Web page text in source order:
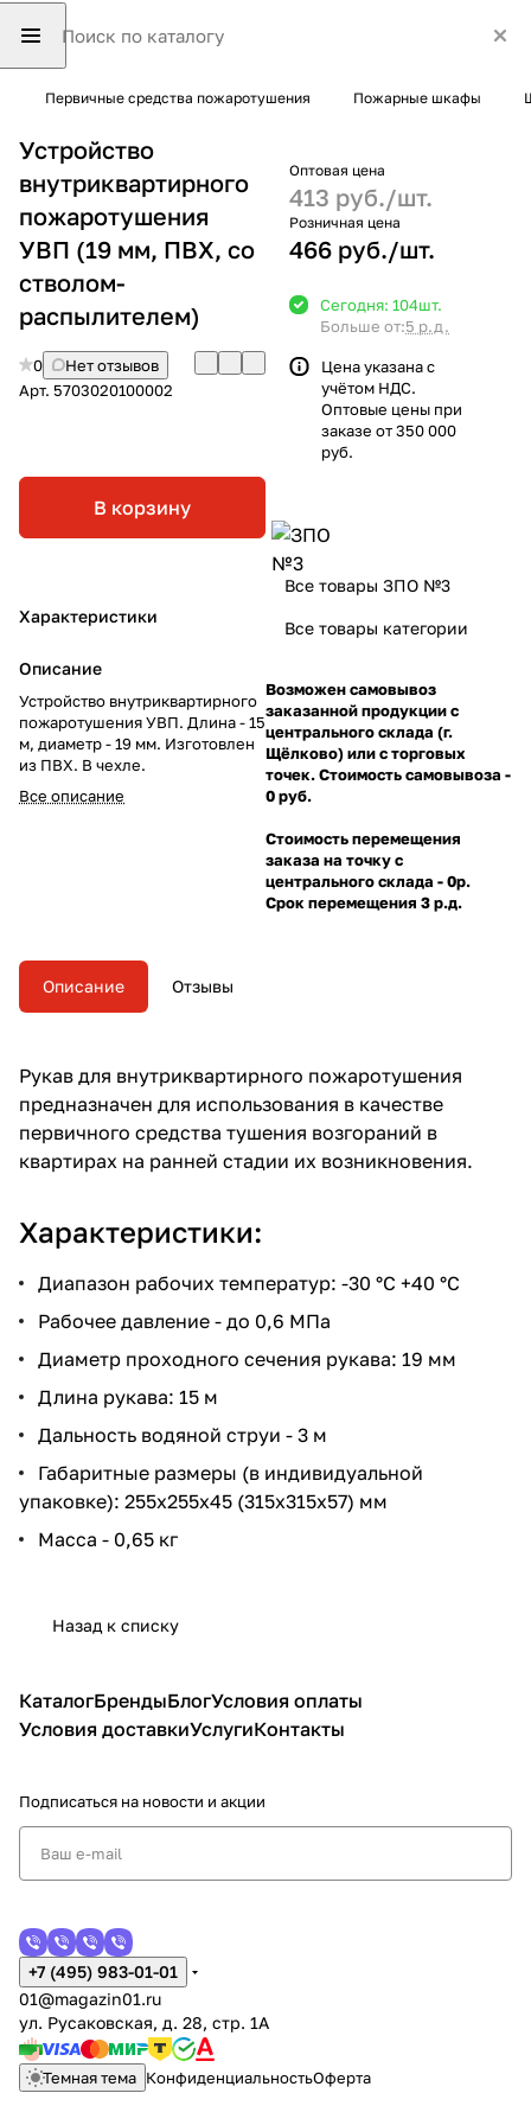
Первичные средства пожаротушения Пожарные шкафы
Устройство
внутриквартирного
пожаротушения
УВП (19 мм, ПВХ, со
стволом-
распылителем)
0
Нет отзывов
Арт. 5703020100002
В корзину
Характеристики
Описание
Устройство внутриквартирного
пожаротушения УВП. Длина - 15
м, диаметр - 19 мм. Изготовлен
из ПВХ. В чехле.
Все описание
Оптовая цена
413 руб./шт.
Розничная цена
466 руб./шт.
Сегодня: 104шт.
Больше от:5 р.д.
Цена указана с
учётом НДС.
Оптовые цены при
заказе от 350 000
руб.
Все товары ЗПО №3
Все товары категории
Возможен самовывоз
заказанной продукции с
центрального склада (г.
Щёлково) или с торговых
точек. Стоимость самовывоза -
0 руб.
Стоимость перемещения
заказа на точку с
центрального склада - 0р.
Срок перемещения 3 р.д.
Описание Отзывы
Рукав для внутриквартирного пожаротушения
предназначен для использования в качестве
первичного средства тушения возгораний в
квартирах на ранней стадии их возникновения.
Характеристики:
Диапазон рабочих температур: -30 °С +40 °С
Рабочее давление - до 0,6 МПа
Диаметр проходного сечения рукава: 19 мм
Длина рукава: 15 м
Дальность водяной струи - 3 м
Габаритные размеры (в индивидуальной
упаковке): 255х255х45 (315х315х57) мм
Масса - 0,65 кг
Назад к списку
КаталогБрендыБлогУсловия оплаты
Условия доставкиУслугиКонтакты
Подписаться на новости и акции
+7 (495) 983-01-01
01@magazin01.ru
ул. Русаковская, д. 28, стр. 1А
Темная тема КонфиденциальностьОферта